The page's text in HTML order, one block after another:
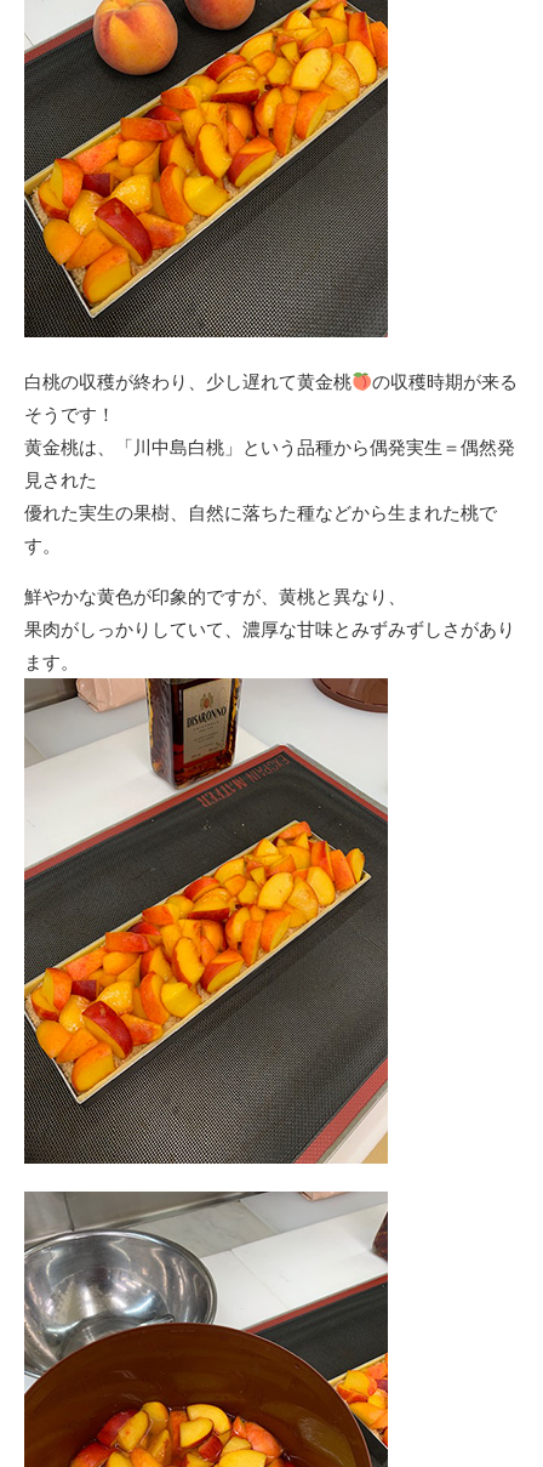
白桃の収穫が終わり、少し遅れて黄金桃
の収穫時期が来る
そうです！
黄金桃は、「川中島白桃」という品種から偶発実生＝偶然発
見された
優れた実生の果樹、自然に落ちた種などから生まれた桃で
す。
鮮やかな黄色が印象的ですが、黄桃と異なり、
果肉がしっかりしていて、濃厚な甘味とみずみずしさがあり
ます。